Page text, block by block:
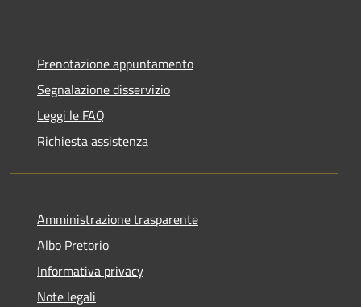
Prenotazione appuntamento
Segnalazione disservizio
Leggi le FAQ
Richiesta assistenza
Amministrazione trasparente
Albo Pretorio
Informativa privacy
Note legali